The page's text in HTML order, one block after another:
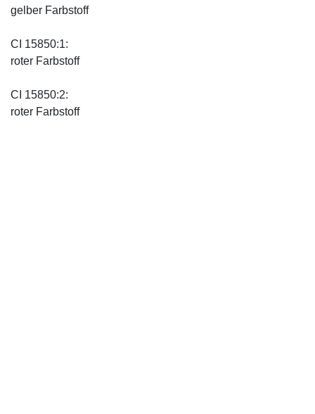
gelber Farbstoff
CI 15850:1:
roter Farbstoff
CI 15850:2:
roter Farbstoff